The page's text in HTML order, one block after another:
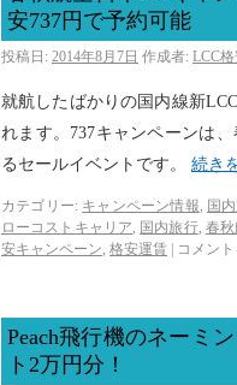
安737円で予約可能
投稿日: 2014年8月7日 作成者: LCC
就航したばかりの国内線新
れます。737キャンペーンは
るセールイベントです。 続き
カテゴリー: キャンペーン情報, 国
ローコストキャリア, 国内旅行, 春
安キャンペーン, 格安運賃 コメン
Peach飛行機のネーミ
ト2万円分！